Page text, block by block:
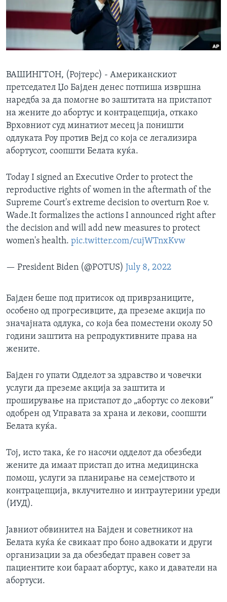
ИНТЕРВЈУА
ВАШИНГТОН, (Ројтерс) - Американскиот
претседател Џо Бајден денес потпишa извршна
наредба за да помогне во заштитата на пристапот
на жените до абортус и контрацепција, откако
Врховниот суд минатиот месец ја поништи
одлуката Роу против Вејд со која се легализира
абортусот, соопшти Белата куќа.
Today I signed an Executive Order to protect the
reproductive rights of women in the aftermath of the
Supreme Court's extreme decision to overturn Roe v.
Wade.It formalizes the actions I announced right after
the decision and will add new measures to protect
women's health. pic.twitter.com/cujWTnxKvw
— President Biden (@POTUS) July 8, 2022
Бајден беше под притисок од приврзаниците,
особено од прогресивците, да преземе акција по
значајната одлука, со која беа поместени околу 50
години заштита на репродуктивните права на
жените.
Бајден го упати Одделот за здравство и човечки
услуги да преземе акција за заштита и
проширување на пристапот до „абортус со лекови“
одобрен од Управата за храна и лекови, соопшти
Белата куќа.
Тој, исто така, ќе го насочи одделот да обезбеди
жените да имаат пристап до итна медицинска
помош, услуги за планирање на семејството и
контрацепција, вклучително и интраутерини уреди
(ИУД).
Јавниот обвинител на Бајден и советникот на
Белата куќа ќе свикаат про боно адвокати и други
организации за да обезбедат правен совет за
пациентите кои бараат абортус, како и даватели на
абортуси.